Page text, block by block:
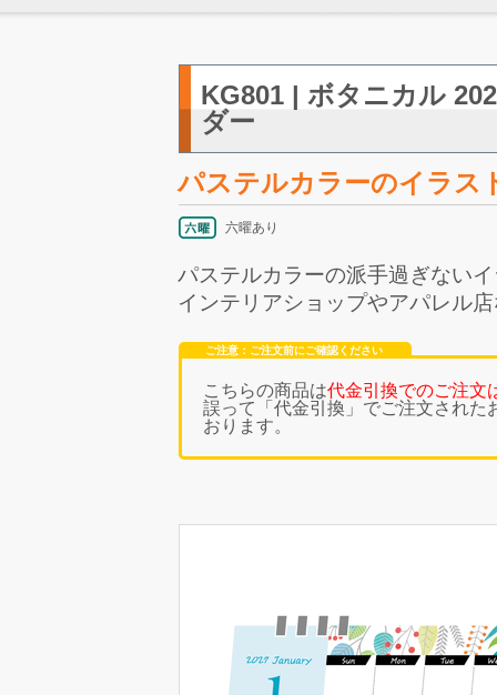
KG801 | ボタニカル
ダー
パステルカラーのイラス
六曜あり
パステルカラーの派手過ぎない
インテリアショップやアパレル
ご注意：ご注文前にご確認ください
こちらの商品は代金引換でのご注文
誤って「代金引換」でご注文された
おります。